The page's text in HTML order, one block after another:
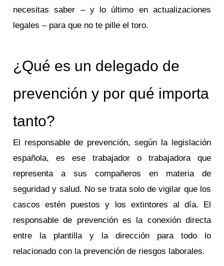
necesitas saber – y lo último en actualizaciones
legales – para que no te pille el toro.
¿Qué es un delegado de
prevención y por qué importa
tanto?
El responsable de prevención, según la legislación
española, es ese trabajador o trabajadora que
representa a sus compañeros en materia de
seguridad y salud. No se trata solo de vigilar que los
cascos estén puestos y los extintores al día. El
responsable de prevención es la conexión directa
entre la plantilla y la dirección para todo lo
relacionado con la prevención de riesgos laborales.